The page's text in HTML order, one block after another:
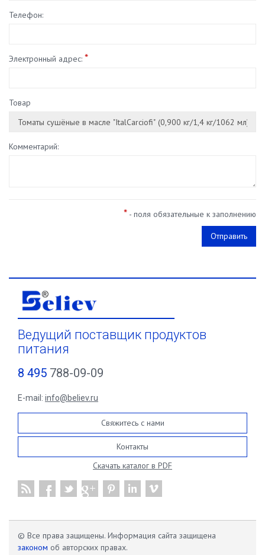
Телефон:
Электронный адрес: *
Товар
Комментарий:
* - поля обязательные к заполнению
Ведущий поставщик продуктов
питания
8 495 788-09-09
E-mail: info@believ.ru
Свяжитесь с нами
Контакты
Скачать каталог в PDF
© Все права защищены. Информация сайта защищена
законом об авторских правах.